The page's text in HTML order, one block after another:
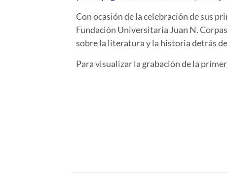
Con ocasión de la celebración de sus
Fundación Universitaria Juan N.
sobre la literatura y la historia detrás
Para visualizar la grabación de la